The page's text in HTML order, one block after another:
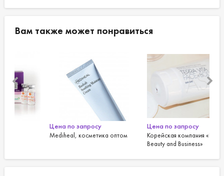
Вам также может понравиться
Цена по запросу
Mediheal, косметика оптом
Цена по запросу
Корейская компания «PAMS
Beauty and Business»